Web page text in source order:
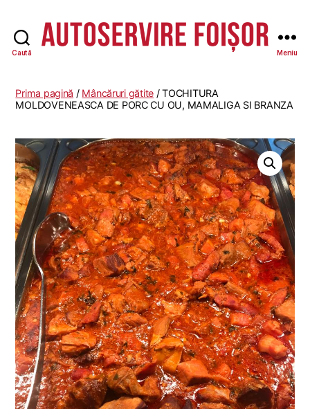
Caută Meniu
Prima pagină / Mâncăruri gătite / TOCHITURA
MOLDOVENEASCA DE PORC CU OU, MAMALIGA SI BRANZA